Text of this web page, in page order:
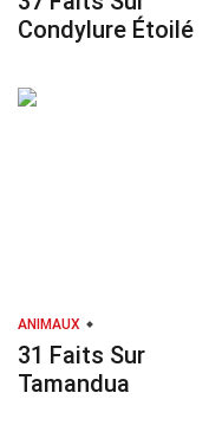
Condylure Étoilé
ANIMAUX
31 Faits Sur
Tamandua